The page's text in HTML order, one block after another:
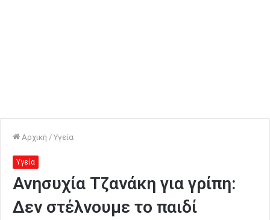
Αρχική / Υγεία
Υγεία
Ανησυχία Τζανάκη για γρίπη:
Δεν στέλνουμε το παιδί